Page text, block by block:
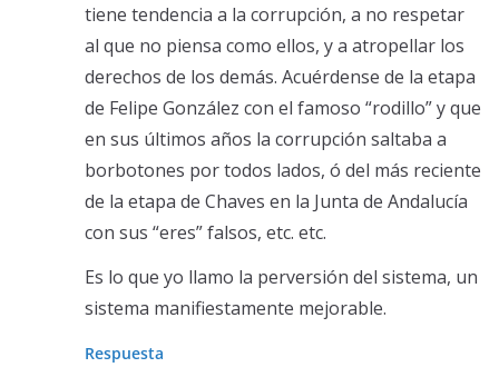
tiene tendencia a la corrupción, a no respetar
al que no piensa como ellos, y a atropellar los
derechos de los demás. Acuérdense de la etapa
de Felipe González con el famoso “rodillo” y que
en sus últimos años la corrupción saltaba a
borbotones por todos lados, ó del más reciente
de la etapa de Chaves en la Junta de Andalucía
con sus “eres” falsos, etc. etc.
Es lo que yo llamo la perversión del sistema, un
sistema manifiestamente mejorable.
Respuesta